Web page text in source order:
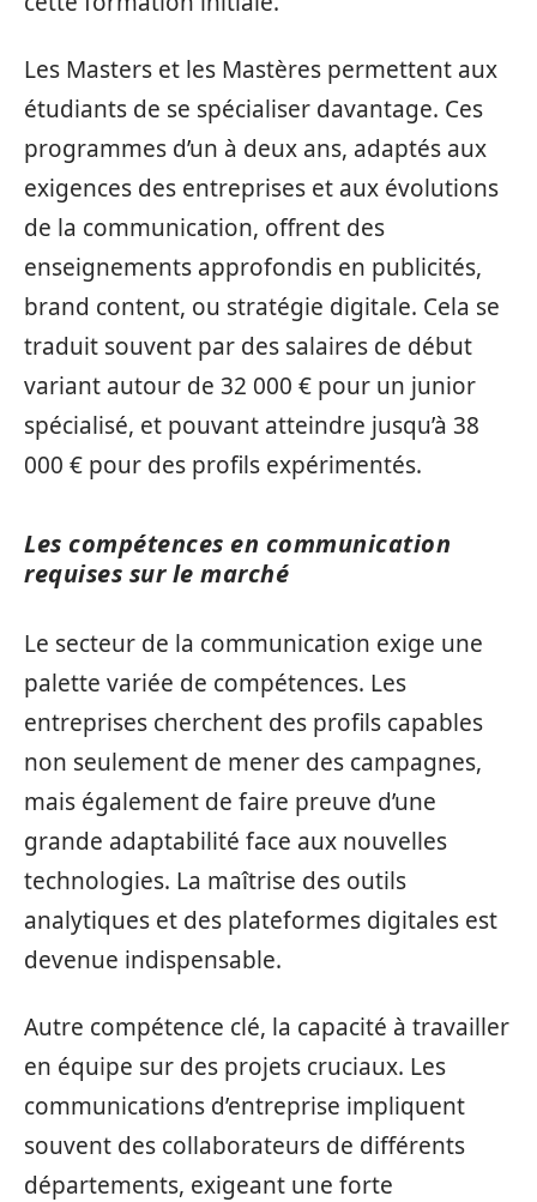
Les Masters et les Mastères permettent aux
étudiants de se spécialiser davantage. Ces
programmes d’un à deux ans, adaptés aux
exigences des entreprises et aux évolutions
de la communication, offrent des
enseignements approfondis en publicités,
brand content, ou stratégie digitale. Cela se
traduit souvent par des salaires de début
variant autour de 32 000 € pour un junior
spécialisé, et pouvant atteindre jusqu’à 38
000 € pour des profils expérimentés.
Les compétences en communication
requises sur le marché
Le secteur de la communication exige une
palette variée de compétences. Les
entreprises cherchent des profils capables
non seulement de mener des campagnes,
mais également de faire preuve d’une
grande adaptabilité face aux nouvelles
technologies. La maîtrise des outils
analytiques et des plateformes digitales est
devenue indispensable.
Autre compétence clé, la capacité à travailler
en équipe sur des projets cruciaux. Les
communications d’entreprise impliquent
souvent des collaborateurs de différents
départements, exigeant une forte